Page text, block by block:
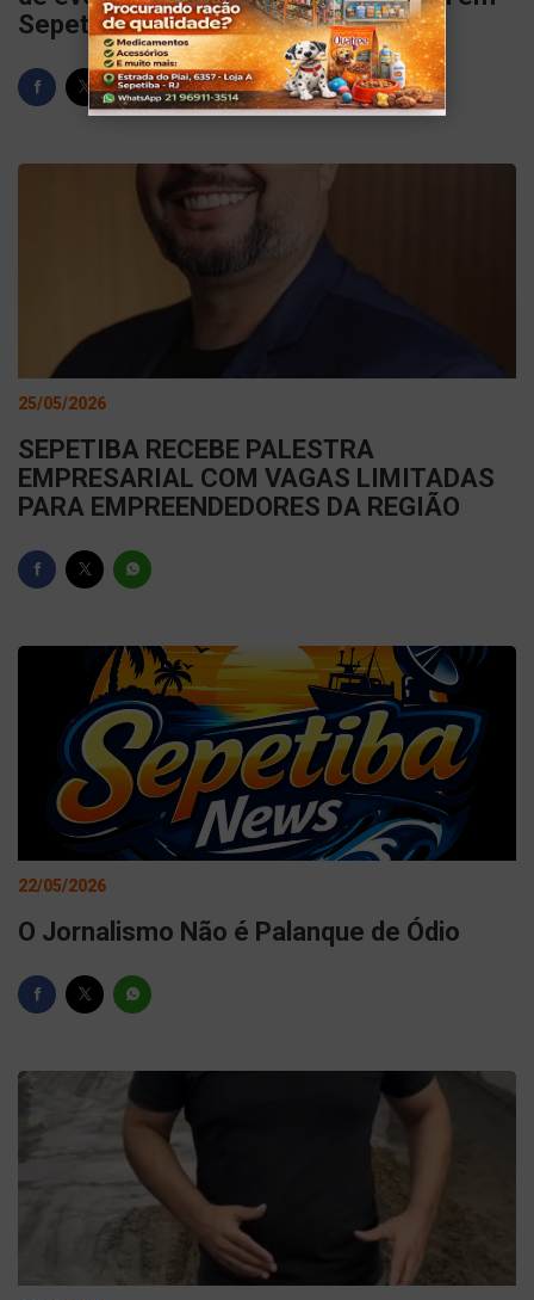
Sepetiba
25/05/2026
SEPETIBA RECEBE PALESTRA
EMPRESARIAL COM VAGAS LIMITADAS
PARA EMPREENDEDORES DA REGIÃO
22/05/2026
O Jornalismo Não é Palanque de Ódio